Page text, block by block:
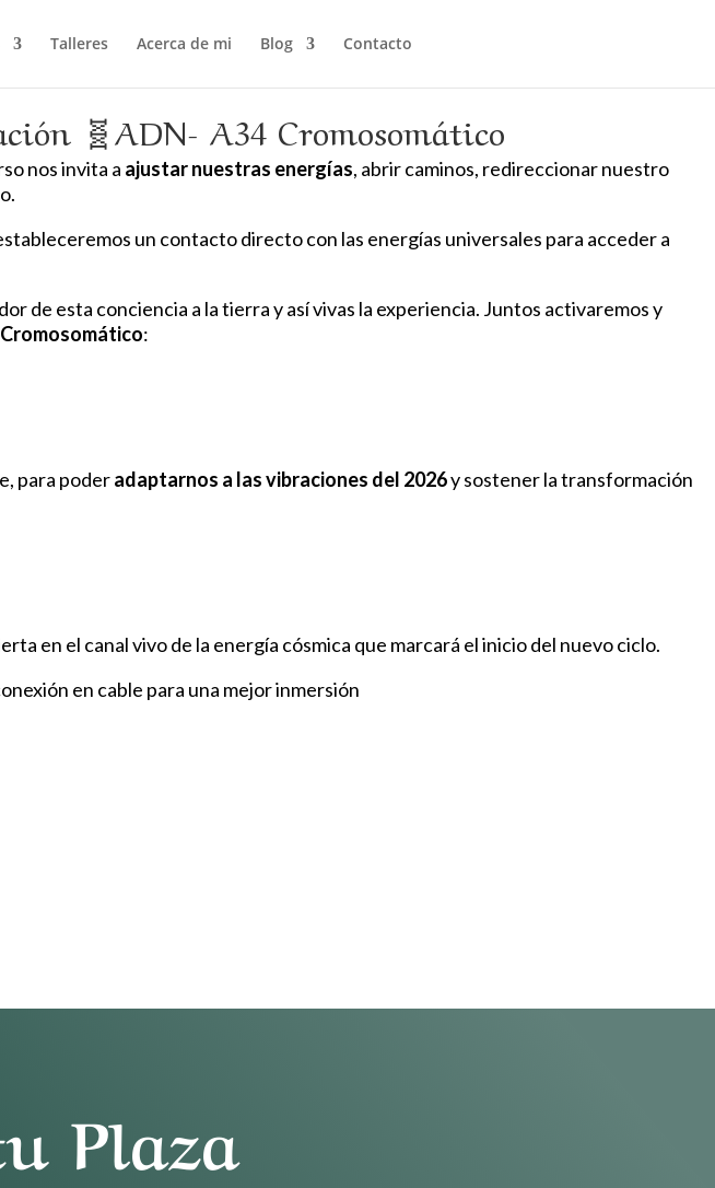
Talleres Acerca de mi Blog Contacto
🧬ADN- A34 Cromosomático
nos invita a ajustar nuestras energías, abrir caminos, redireccionar nuestro
un contacto directo con las energías universales para acceder a
de esta conciencia a la tierra y así vivas la experiencia. Juntos activaremos y
:
para poderadaptarnos a las vibraciones del 2026y sostener la transformación
en el canal vivo de la energía cósmica que marcará el inicio del nuevo ciclo.
en cable para una mejor inmersión
Plaza